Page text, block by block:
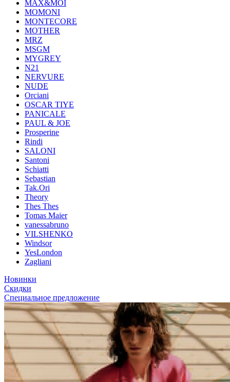
MAX&MOI
MOMONI
MONTECORE
MOTHER
MRZ
MSGM
MYGREY
N21
NERVURE
NUDE
Orciani
OSCAR TIYE
PANICALE
PAUL & JOE
Prosperine
Rindi
SALONI
Santoni
Schiatti
Sebastian
Tak.Ori
Theory
Thes Thes
Tomas Maier
vanessabruno
VILSHENKO
Windsor
YesLondon
Zagliani
Новинки
Скидки
Специальное предложение